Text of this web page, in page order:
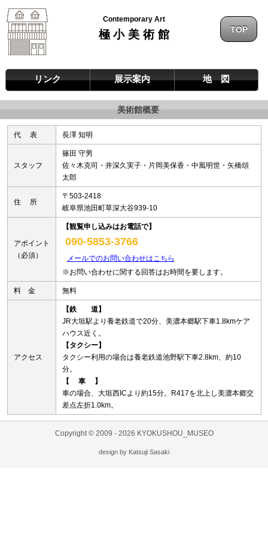
Contemporary Art
極小美術館 TOP
リンク 展示案内 地 図
美術館概要
代 表 長澤 知明
スタッフ
篠田 守男
佐々木克司・井深久実子・片岡美保香・中風明世・矢橋頌
太郎
住 所
〒503-2418
岐阜県池田町草深大谷939-10
アポイント
（必須）
【観覧申し込みはお電話で】
090-5853-3766
メールでのお問い合わせはこちら
※お問い合わせに関する回答はお時間を要します。
料 金 無料
アクセス
【鉄 道】
JR大垣駅より養老鉄道で20分、美濃本郷駅下車1.8kmケア
ハウス近く。
【タクシー】
タクシー利用の場合は養老鉄道池野駅下車2.8km、約10
分。
【 車 】
車の場合、大垣西ICより約15分。R417を北上し美濃本郷交
差点左折1.0km。
Copyright © 2009 - 2026 KYOKUSHOU_MUSEO
design by Katsuji Sasaki